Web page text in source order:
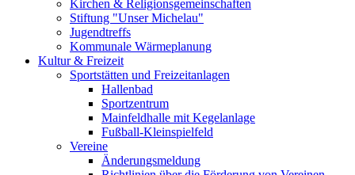
Kirchen & Religionsgemeinschaften
Stiftung "Unser Michelau"
Jugendtreffs
Kommunale Wärmeplanung
Kultur & Freizeit
Sportstätten und Freizeitanlagen
Hallenbad
Sportzentrum
Mainfeldhalle mit Kegelanlage
Fußball-Kleinspielfeld
Vereine
Änderungsmeldung